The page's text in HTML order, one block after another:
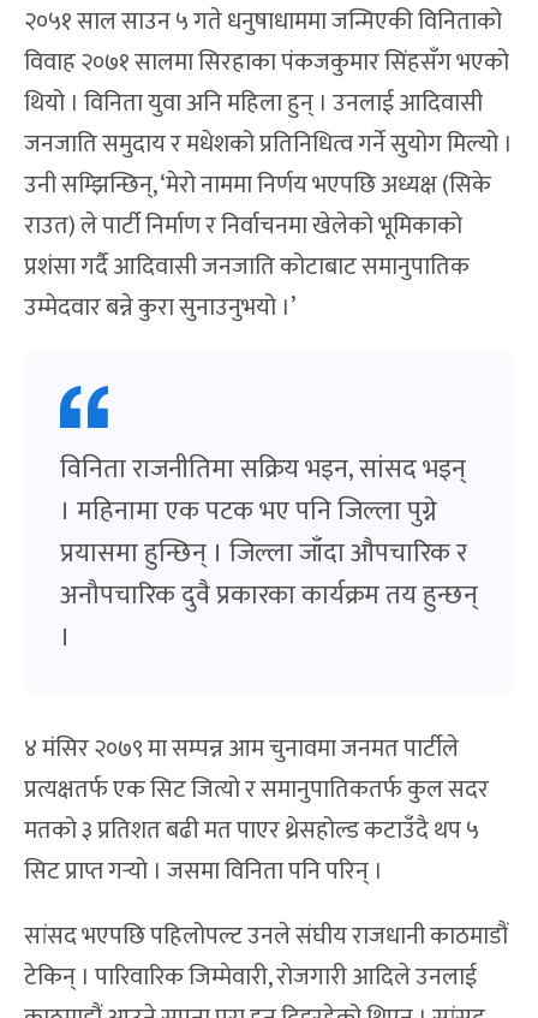
२०५१ साल साउन ५ गते धनुषाधाममा जन्मिएकी विनिताको
विवाह २०७१ सालमा सिरहाका पंकजकुमार सिंहसँग भएको
थियो । विनिता युवा अनि महिला हुन् । उनलाई आदिवासी
जनजाति समुदाय र मधेशको प्रतिनिधित्व गर्ने सुयोग मिल्यो ।
उनी सम्झिन्छिन्, ‘मेरो नाममा निर्णय भएपछि अध्यक्ष (सिके
राउत) ले पार्टी निर्माण र निर्वाचनमा खेलेको भूमिकाको
प्रशंसा गर्दै आदिवासी जनजाति कोटाबाट समानुपातिक
उम्मेदवार बन्ने कुरा सुनाउनुभयो ।’
विनिता राजनीतिमा सक्रिय भइन, सांसद भइन्
। महिनामा एक पटक भए पनि जिल्ला पुग्ने
प्रयासमा हुन्छिन् । जिल्ला जाँदा औपचारिक र
अनौपचारिक दुवै प्रकारका कार्यक्रम तय हुन्छन्
।
४ मंसिर २०७९ मा सम्पन्न आम चुनावमा जनमत पार्टीले
प्रत्यक्षतर्फ एक सिट जित्यो र समानुपातिकतर्फ कुल सदर
मतको ३ प्रतिशत बढी मत पाएर थ्रेसहोल्ड कटाउँदै थप ५
सिट प्राप्त गर्‍यो । जसमा विनिता पनि परिन् ।
सांसद भएपछि पहिलोपल्ट उनले संघीय राजधानी काठमाडौं
टेकिन् । पारिवारिक जिम्मेवारी, रोजगारी आदिले उनलाई